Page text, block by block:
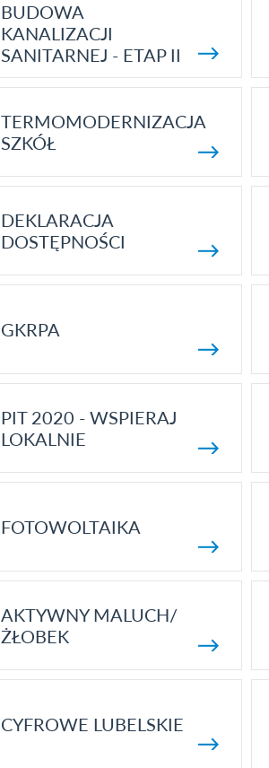
BUDOWA
KANALIZACJI
SANITARNEJ - ETAP II
TERMOMODERNIZACJA
SZKÓŁ
DEKLARACJA
DOSTĘPNOŚCI
GKRPA
PIT 2020 - WSPIERAJ
LOKALNIE
FOTOWOLTAIKA
AKTYWNY MALUCH/
ŻŁOBEK
CYFROWE LUBELSKIE